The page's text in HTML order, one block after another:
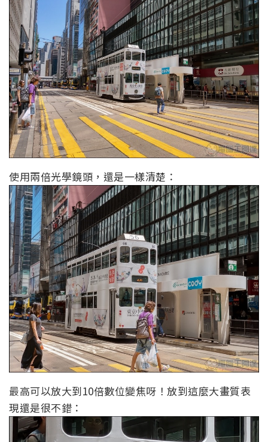
使用兩倍光學鏡頭，還是一樣清楚：
最高可以放大到10倍數位變焦呀！放到這麼大畫質表
現還是很不錯：